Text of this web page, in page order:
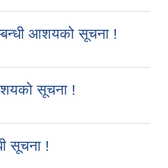
आशयको सूचना !
सूचना !
सूचना !